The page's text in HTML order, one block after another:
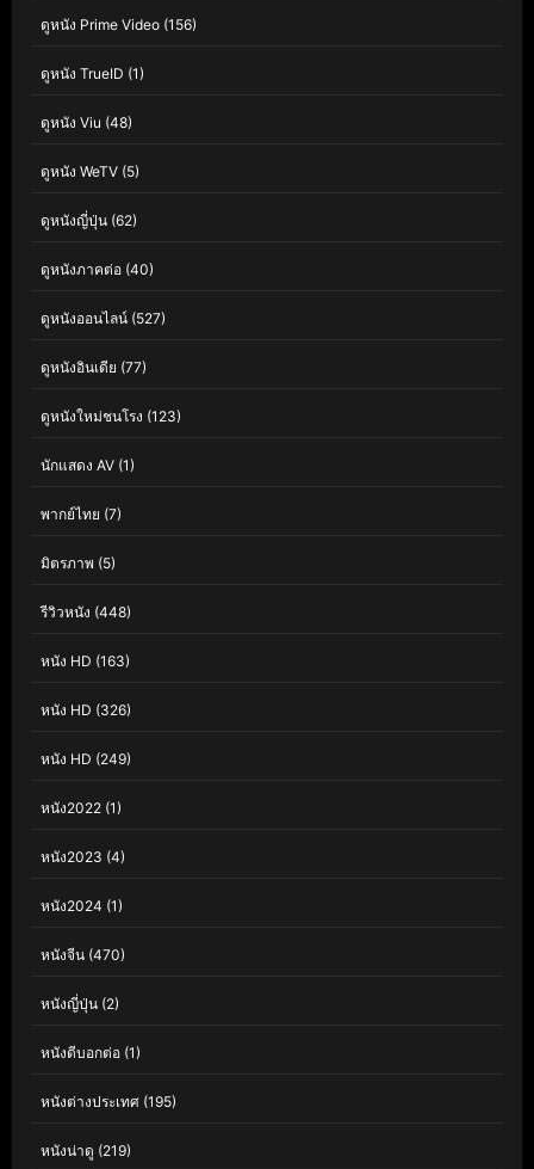
ดูหนัง Prime Video (156)
ดูหนัง TrueID (1)
ดูหนัง Viu (48)
ดูหนัง WeTV (5)
ดูหนังญี่ปุ่น (62)
ดูหนังภาคต่อ (40)
ดูหนังออนไลน์ (527)
ดูหนังอินเดีย (77)
ดูหนังใหม่ชนโรง (123)
นักแสดง AV (1)
พากย์ไทย (7)
มิตรภาพ (5)
รีวิวหนัง (448)
หนัง HD (163)
หนัง HD (326)
หนัง HD (249)
หนัง2022 (1)
หนัง2023 (4)
หนัง2024 (1)
หนังจีน (470)
หนังญี่ปุ่น (2)
หนังดีบอกต่อ (1)
หนังต่างประเทศ (195)
หนังน่าดู (219)